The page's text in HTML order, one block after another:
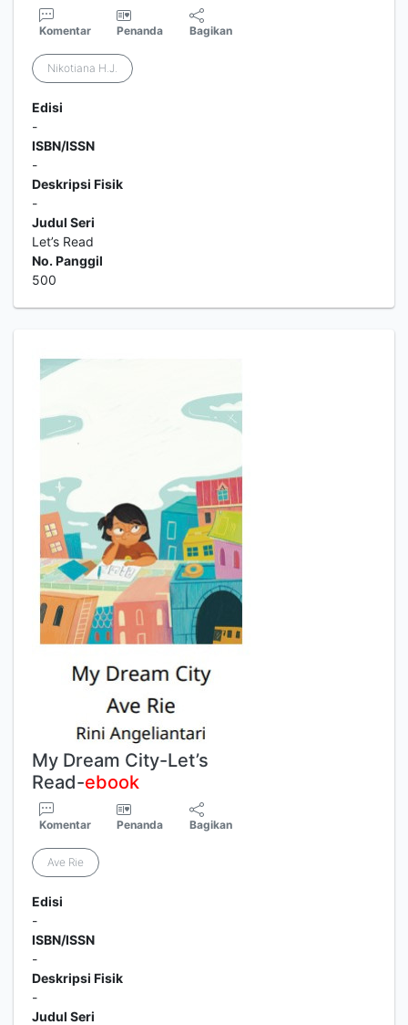
Komentar Penanda Bagikan
Nikotiana H.J.
Edisi
-
ISBN/ISSN
-
Deskripsi Fisik
-
Judul Seri
Let’s Read
No. Panggil
500
My Dream City-Let’s
Read-ebook
Komentar Penanda Bagikan
Ave Rie
Edisi
-
ISBN/ISSN
-
Deskripsi Fisik
-
Judul Seri